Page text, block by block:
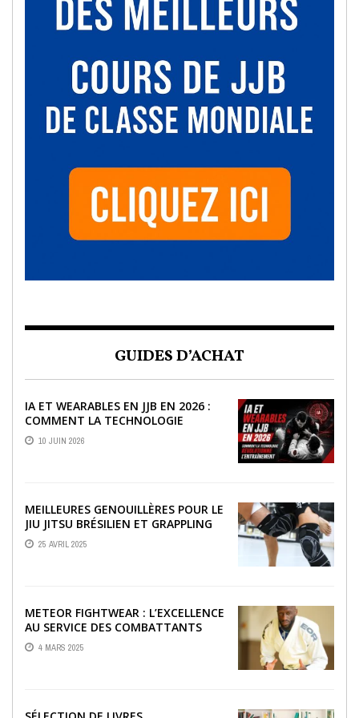
GUIDES D’ACHAT
IA ET WEARABLES EN JJB EN 2026 :
COMMENT LA TECHNOLOGIE
RÉVOLUTIONNE L’ENTRAÎNEMENT
10 JUIN 2026
MEILLEURES GENOUILLÈRES POUR LE
JIU JITSU BRÉSILIEN ET GRAPPLING
25 AVRIL 2025
METEOR FIGHTWEAR : L’EXCELLENCE
AU SERVICE DES COMBATTANTS
4 MARS 2025